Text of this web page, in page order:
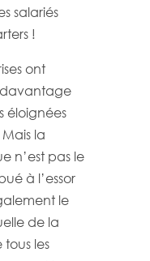
salariés
!
ont
éloignées
la
n’est pas le
à l’essor
le
de la
les